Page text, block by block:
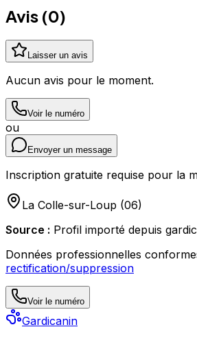
Avis (0)
Laisser un avis
Aucun avis pour le moment.
Voir le numéro
ou
Envoyer un message
Inscription gratuite requise pour la
La Colle-sur-Loup (06)
Source : Profil importé depuis
Données professionnelles
rectification/suppression
Voir le numéro
Gardicanin